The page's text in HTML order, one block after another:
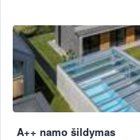
A++ namo šildymas